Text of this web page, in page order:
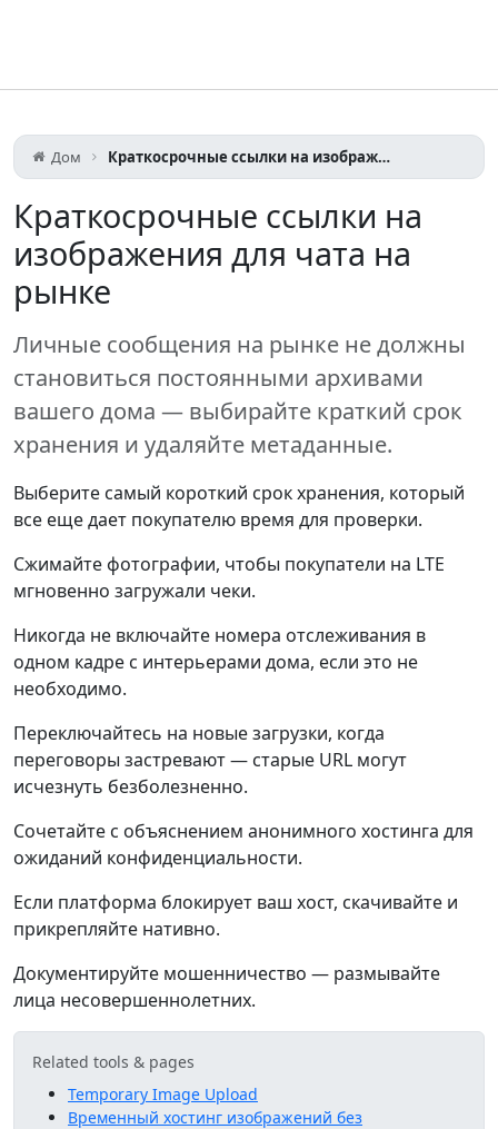
Дом Краткосрочные ссылки на изображения для чата на рынке
Краткосрочные ссылки на
изображения для чата на
рынке
Личные сообщения на рынке не должны
становиться постоянными архивами
вашего дома — выбирайте краткий срок
хранения и удаляйте метаданные.
Выберите самый короткий срок хранения, который
все еще дает покупателю время для проверки.
Сжимайте фотографии, чтобы покупатели на LTE
мгновенно загружали чеки.
Никогда не включайте номера отслеживания в
одном кадре с интерьерами дома, если это не
необходимо.
Переключайтесь на новые загрузки, когда
переговоры застревают — старые URL могут
исчезнуть безболезненно.
Сочетайте с объяснением анонимного хостинга для
ожиданий конфиденциальности.
Если платформа блокирует ваш хост, скачивайте и
прикрепляйте нативно.
Документируйте мошенничество — размывайте
лица несовершеннолетних.
Related tools & pages
Temporary Image Upload
Временный хостинг изображений без